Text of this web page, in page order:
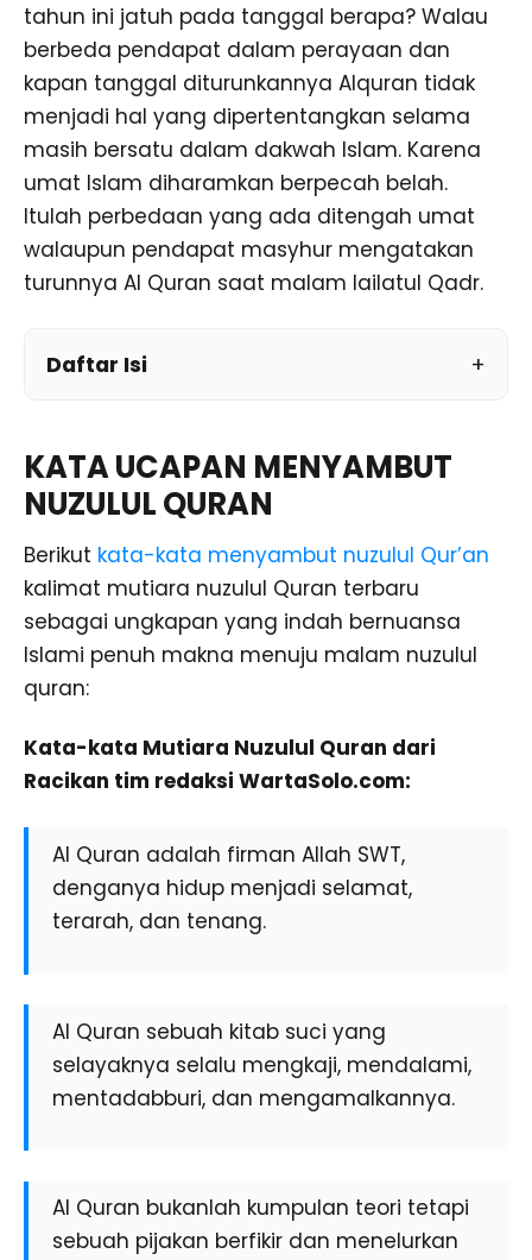
tahun ini jatuh pada tanggal berapa? Walau
berbeda pendapat dalam perayaan dan
kapan tanggal diturunkannya Alquran tidak
menjadi hal yang dipertentangkan selama
masih bersatu dalam dakwah Islam. Karena
umat Islam diharamkan berpecah belah.
Itulah perbedaan yang ada ditengah umat
walaupun pendapat masyhur mengatakan
turunnya Al Quran saat malam lailatul Qadr.
Daftar Isi
KATA UCAPAN MENYAMBUT
NUZULUL QURAN
Berikut kata-kata menyambut nuzulul Qur’an
kalimat mutiara nuzulul Quran terbaru
sebagai ungkapan yang indah bernuansa
Islami penuh makna menuju malam nuzulul
quran:
Kata-kata Mutiara Nuzulul Quran dari
Racikan tim redaksi WartaSolo.com:
Al Quran adalah firman Allah SWT,
denganya hidup menjadi selamat,
terarah, dan tenang.
Al Quran sebuah kitab suci yang
selayaknya selalu mengkaji, mendalami,
mentadabburi, dan mengamalkannya.
Al Quran bukanlah kumpulan teori tetapi
sebuah pijakan berfikir dan menelurkan